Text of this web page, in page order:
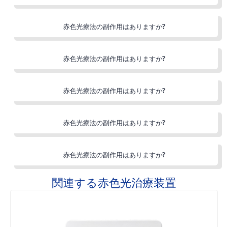
赤色光療法の副作用はありますか?
赤色光療法の副作用はありますか?
赤色光療法の副作用はありますか?
赤色光療法の副作用はありますか?
赤色光療法の副作用はありますか?
関連する赤色光治療装置